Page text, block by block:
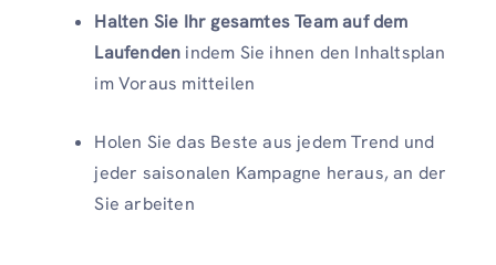
Halten Sie Ihr gesamtes Team auf dem
Laufenden indem Sie ihnen den Inhaltsplan
im Voraus mitteilen
Holen Sie das Beste aus jedem Trend und
jeder saisonalen Kampagne heraus, an der
Sie arbeiten